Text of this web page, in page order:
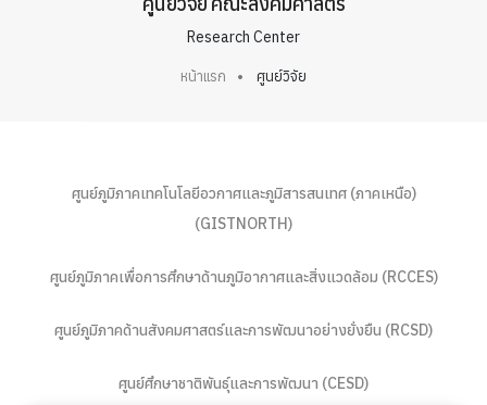
Research Center
หน้าแรก ศูนย์วิจัย
ศูนย์ภูมิภาคเทคโนโลยีอวกาศและภูมิสารสนเทศ (ภาคเหนือ)
(GISTNORTH)
ศูนย์ภูมิภาคเพื่อการศึกษาด้านภูมิอากาศและสิ่งแวดล้อม (RCCES)
ศูนย์ภูมิภาคด้านสังคมศาสตร์และการพัฒนาอย่างยั่งยืน (RCSD)
ศูนย์ศึกษาชาติพันธุ์และการพัฒนา (CESD)